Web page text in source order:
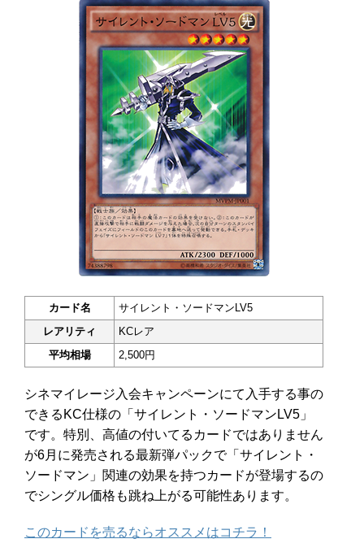
カード名
サイレント・ソードマンLV5
レアリティ
KCレア
平均相場
2,500円
シネマイレージ入会キャンペーンにて入手する事の
できるKC仕様の「サイレント・ソードマンLV5」
です。特別、高値の付いてるカードではありません
が6月に発売される最新弾パックで「サイレント・
ソードマン」関連の効果を持つカードが登場するの
でシングル価格も跳ね上がる可能性あります。
このカードを売るならオススメはコチラ！